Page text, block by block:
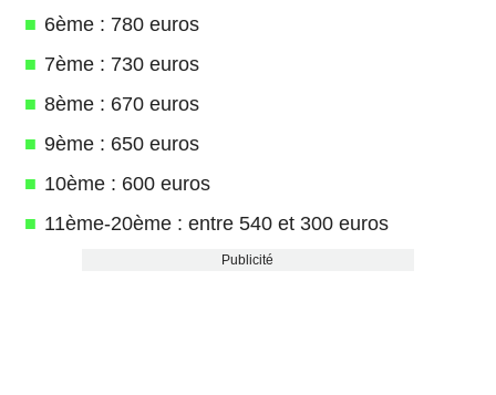
6ème : 780 euros
7ème : 730 euros
8ème : 670 euros
9ème : 650 euros
10ème : 600 euros
11ème-20ème : entre 540 et 300 euros
Publicité